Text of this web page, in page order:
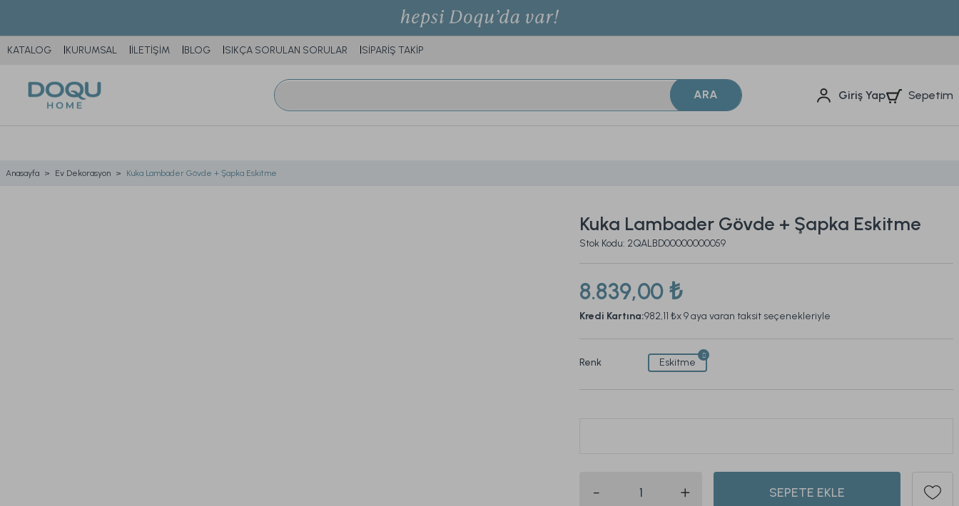
KATALOG KURUMSAL İLETİŞİM BLOG SIKÇA SORULAN SORULAR SİPARİŞ TAKİP
ARA Giriş Yap Sepetim
Anasayfa Ev Dekorasyon Kuka Lambader Gövde + Şapka Eskitme
Kuka Lambader Gövde + Şapka Eskitme
Stok Kodu: 2QALBD00000000059
8.839,00 ₺
Kredi Kartına:982,11 ₺x 9 aya varan taksit seçenekleriyle
Renk Eskitme
SEPETE EKLE